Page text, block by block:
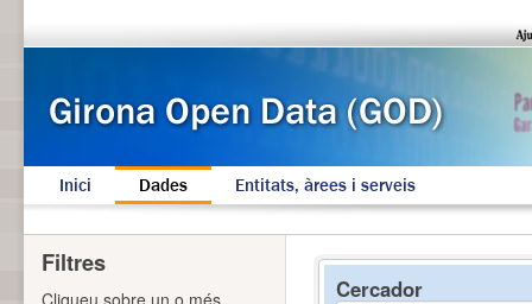
Inici Dades Entitats, àrees i serveis
Cercador
Filtres
Cliqueu sobre un o més